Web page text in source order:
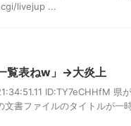
livejup ...
覧表ねw」→大炎上
ID:TY7eCHHfM 県
文書ファイルのタイトルが一